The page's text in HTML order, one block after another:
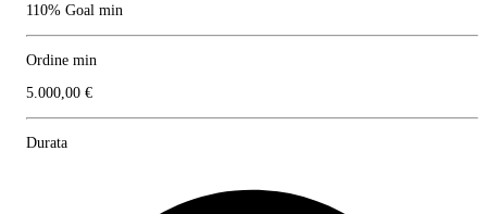
110% Goal min
Ordine min
5.000,00 €
Durata